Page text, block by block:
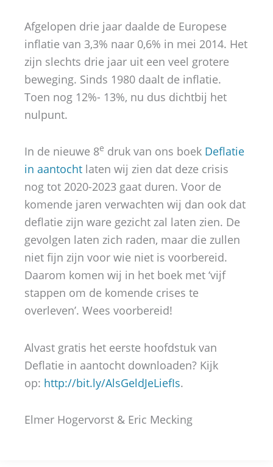
Afgelopen drie jaar daalde de Europese
inflatie van 3,3% naar 0,6% in mei 2014. Het
zijn slechts drie jaar uit een veel grotere
beweging. Sinds 1980 daalt de inflatie.
Toen nog 12%- 13%, nu dus dichtbij het
nulpunt.
In de nieuwe 8e druk van ons boek Deflatie
in aantocht laten wij zien dat deze crisis
nog tot 2020-2023 gaat duren. Voor de
komende jaren verwachten wij dan ook dat
deflatie zijn ware gezicht zal laten zien. De
gevolgen laten zich raden, maar die zullen
niet fijn zijn voor wie niet is voorbereid.
Daarom komen wij in het boek met ‘vijf
stappen om de komende crises te
overleven’. Wees voorbereid!
Alvast gratis het eerste hoofdstuk van
Deflatie in aantocht downloaden? Kijk
op: http://bit.ly/AlsGeldJeLiefIs.
Elmer Hogervorst & Eric Mecking